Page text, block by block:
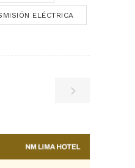
ELÉCTRICA